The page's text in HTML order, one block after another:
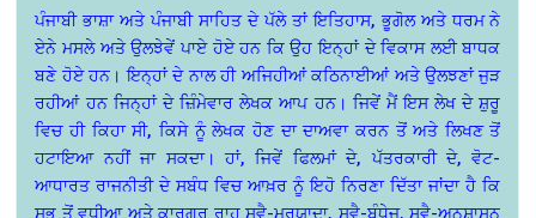
ਪੰਜਾਬੀ ਭਾਸ਼ਾ ਅਤੇ ਪੰਜਾਬੀ ਸਾਹਿਤ ਦੇ ਪੱਲੇ ਤਾਂ ਇਤਿਹਾਸ, ਭੂਗੋਲ ਅਤੇ ਧਰਮ ਨੇ
ਏਨੇ ਮਸਲੇ ਅਤੇ ਉਲਝੇਵੇਂ ਪਾਏ ਹੋਏ ਹਨ ਕਿ ਉਹ ਇਨ੍ਹਾਂ ਦੇ ਵਿਕਾਸ ਲਈ ਬਾਧਕ
ਬਣੇ ਹੋਏ ਹਨ। ਇਨ੍ਹਾਂ ਦੇ ਨਾਲ ਹੀ ਅਜਿਹੀਆਂ ਕਠਿਨਾਈਆਂ ਅਤੇ ਉਲਝਣਾਂ ਜੁੜ
ਰਹੀਆਂ ਹਨ ਜਿਨ੍ਹਾਂ ਦੇ ਜ਼ਿੰਮੇਵਾਰ ਲੇਖਕ ਆਪ ਹਨ। ਜਿਵੇਂ ਮੈਂ ਇਸ ਲੇਖ ਦੇ ਸ਼ੁਰੂ
ਵਿਚ ਹੀ ਕਿਹਾ ਸੀ, ਕਿਸੇ ਨੂੰ ਲੇਖਕ ਹੋਣ ਦਾ ਦਾਅਵਾ ਕਰਨ ਤੋਂ ਅਤੇ ਲਿਖਣ ਤੋਂ
ਹਟਾਇਆ ਨਹੀਂ ਜਾ ਸਕਦਾ। ਹਾਂ, ਜਿਵੇਂ ਫਿਲਮਾਂ ਦੇ, ਪੱਤਰਕਾਰੀ ਦੇ, ਵੋਟ-
ਆਧਾਰਤ ਰਾਜਨੀਤੀ ਦੇ ਸਬੰਧ ਵਿਚ ਆਖ਼ਰ ਨੂੰ ਇਹੋ ਨਿਰਣਾ ਦਿੱਤਾ ਜਾਂਦਾ ਹੈ ਕਿ
ਸਭ ਤੋਂ ਵਧੀਆ ਅਤੇ ਕਾਰਗਰ ਰਾਹ ਸਵੈ-ਮਰਯਾਦਾ, ਸਵੈ-ਬੰਧੇਜ, ਸਵੈ-ਅਨੁਸ਼ਾਸਨ